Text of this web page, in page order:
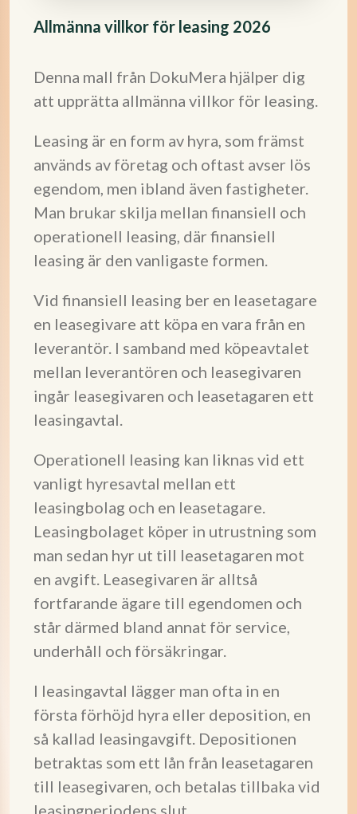
Allmänna villkor för leasing 2026
Denna mall från DokuMera hjälper dig
att upprätta allmänna villkor för leasing.
Leasing är en form av hyra, som främst
används av företag och oftast avser lös
egendom, men ibland även fastigheter.
Man brukar skilja mellan finansiell och
operationell leasing, där finansiell
leasing är den vanligaste formen.
Vid finansiell leasing ber en leasetagare
en leasegivare att köpa en vara från en
leverantör. I samband med köpeavtalet
mellan leverantören och leasegivaren
ingår leasegivaren och leasetagaren ett
leasingavtal.
Operationell leasing kan liknas vid ett
vanligt hyresavtal mellan ett
leasingbolag och en leasetagare.
Leasingbolaget köper in utrustning som
man sedan hyr ut till leasetagaren mot
en avgift. Leasegivaren är alltså
fortfarande ägare till egendomen och
står därmed bland annat för service,
underhåll och försäkringar.
I leasingavtal lägger man ofta in en
första förhöjd hyra eller deposition, en
så kallad leasingavgift. Depositionen
betraktas som ett lån från leasetagaren
till leasegivaren, och betalas tillbaka vid
leasingperiodens slut.